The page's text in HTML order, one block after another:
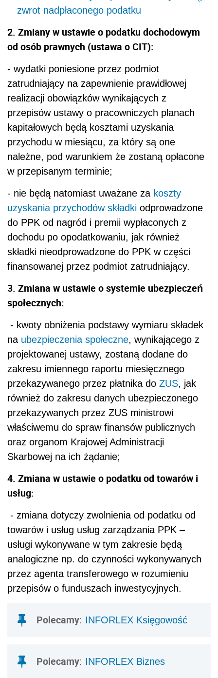
zwrot nadpłaconego podatku
2. Zmiany w ustawie o podatku dochodowym
od osób prawnych (ustawa o CIT):
- wydatki poniesione przez podmiot
zatrudniający na zapewnienie prawidłowej
realizacji obowiązków wynikających z
przepisów ustawy o pracowniczych planach
kapitałowych będą kosztami uzyskania
przychodu w miesiącu, za który są one
należne, pod warunkiem że zostaną opłacone
w przepisanym terminie;
- nie będą natomiast uważane za koszty
uzyskania przychodów składki odprowadzone
do PPK od nagród i premii wypłaconych z
dochodu po opodatkowaniu, jak również
składki nieodprowadzone do PPK w części
finansowanej przez podmiot zatrudniający.
3. Zmiana w ustawie o systemie ubezpieczeń
społecznych:
- kwoty obniżenia podstawy wymiaru składek
na ubezpieczenia społeczne, wynikającego z
projektowanej ustawy, zostaną dodane do
zakresu imiennego raportu miesięcznego
przekazywanego przez płatnika do ZUS, jak
również do zakresu danych ubezpieczonego
przekazywanych przez ZUS ministrowi
właściwemu do spraw finansów publicznych
oraz organom Krajowej Administracji
Skarbowej na ich żądanie;
4. Zmiana w ustawie o podatku od towarów i
usług:
- zmiana dotyczy zwolnienia od podatku od
towarów i usług usług zarządzania PPK –
usługi wykonywane w tym zakresie będą
analogiczne np. do czynności wykonywanych
przez agenta transferowego w rozumieniu
przepisów o funduszach inwestycyjnych.
Polecamy: INFORLEX Księgowość
Polecamy: INFORLEX Biznes